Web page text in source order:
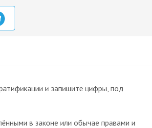
и запишите цифры, под
в законе или обычае правами и